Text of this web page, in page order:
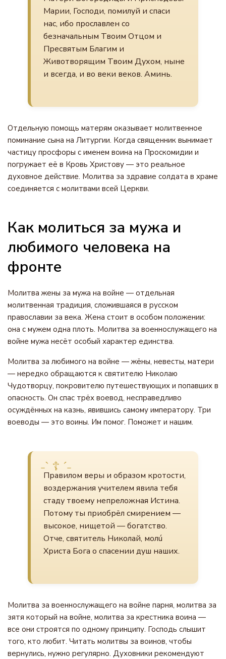
Марии, Господи, помилуй и спаси
нас, ибо прославлен со
безначальным Твоим Отцом и
Пресвятым Благим и
Животворящим Твоим Духом, ныне
и всегда, и во веки веков. Аминь.
Отдельную помощь матерям оказывает молитвенное
поминание сына на Литургии. Когда священник вынимает
частицу просфоры с именем воина на Проскомидии и
погружает её в Кровь Христову — это реальное
духовное действие. Молитва за здравие солдата в храме
соединяется с молитвами всей Церкви.
Как молиться за мужа и
любимого человека на
фронте
Молитва жены за мужа на войне — отдельная
молитвенная традиция, сложившаяся в русском
православии за века. Жена стоит в особом положении:
она с мужем одна плоть. Молитва за военнослужащего на
войне мужа несёт особый характер единства.
Молитва за любимого на войне — жёны, невесты, матери
— нередко обращаются к святителю Николаю
Чудотворцу, покровителю путешествующих и попавших в
опасность. Он спас трёх воевод, несправедливо
осуждённых на казнь, явившись самому императору. Три
воеводы — это воины. Им помог. Поможет и нашим.
Правилом веры и образом кротости,
воздержания учителем явила тебя
стаду твоему непреложная Истина.
Потому ты приобрёл смирением —
высокое, нищетой — богатство.
Отче, святитель Николай, молú
Христа Бога о спасении душ наших.
Молитва за военнослужащего на войне парня, молитва за
зятя который на войне, молитва за крестника воина —
все они строятся по одному принципу. Господь слышит
того, кто любит. Читать молитвы за воинов, чтобы
вернулись, нужно регулярно. Духовники рекомендуют